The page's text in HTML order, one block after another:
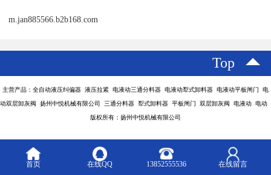
m.jan885566.b2b168.com
Top
主营产品：全自动液压纠偏器 液压拉紧 电液动三通分料器 电液动犁式卸料器 电液动平板闸门 电
动双层卸灰阀 扬州中悦机械有限公司 三通分料器 犁式卸料器 平板闸门 双层卸灰阀 电液动 电动
版权所有：扬州中悦机械有限公司
首页 在线QQ 13852555536 在线留言